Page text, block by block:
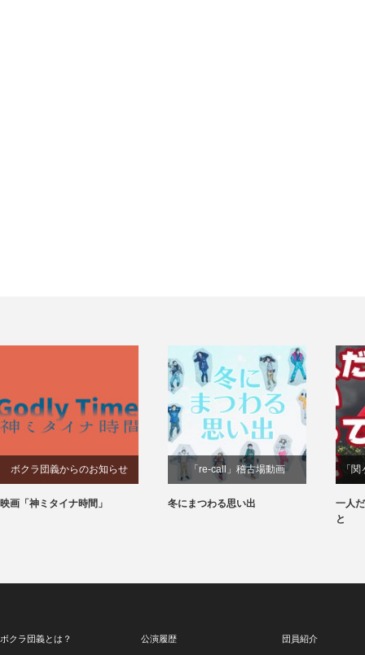
ボクラ団義からのお知らせ
映画「神ミタイナ時間」
「re-call」稽古場動画
冬にまつわる思い出
「
一人
と
ボクラ団義とは？ 公演履歴 団員紹介